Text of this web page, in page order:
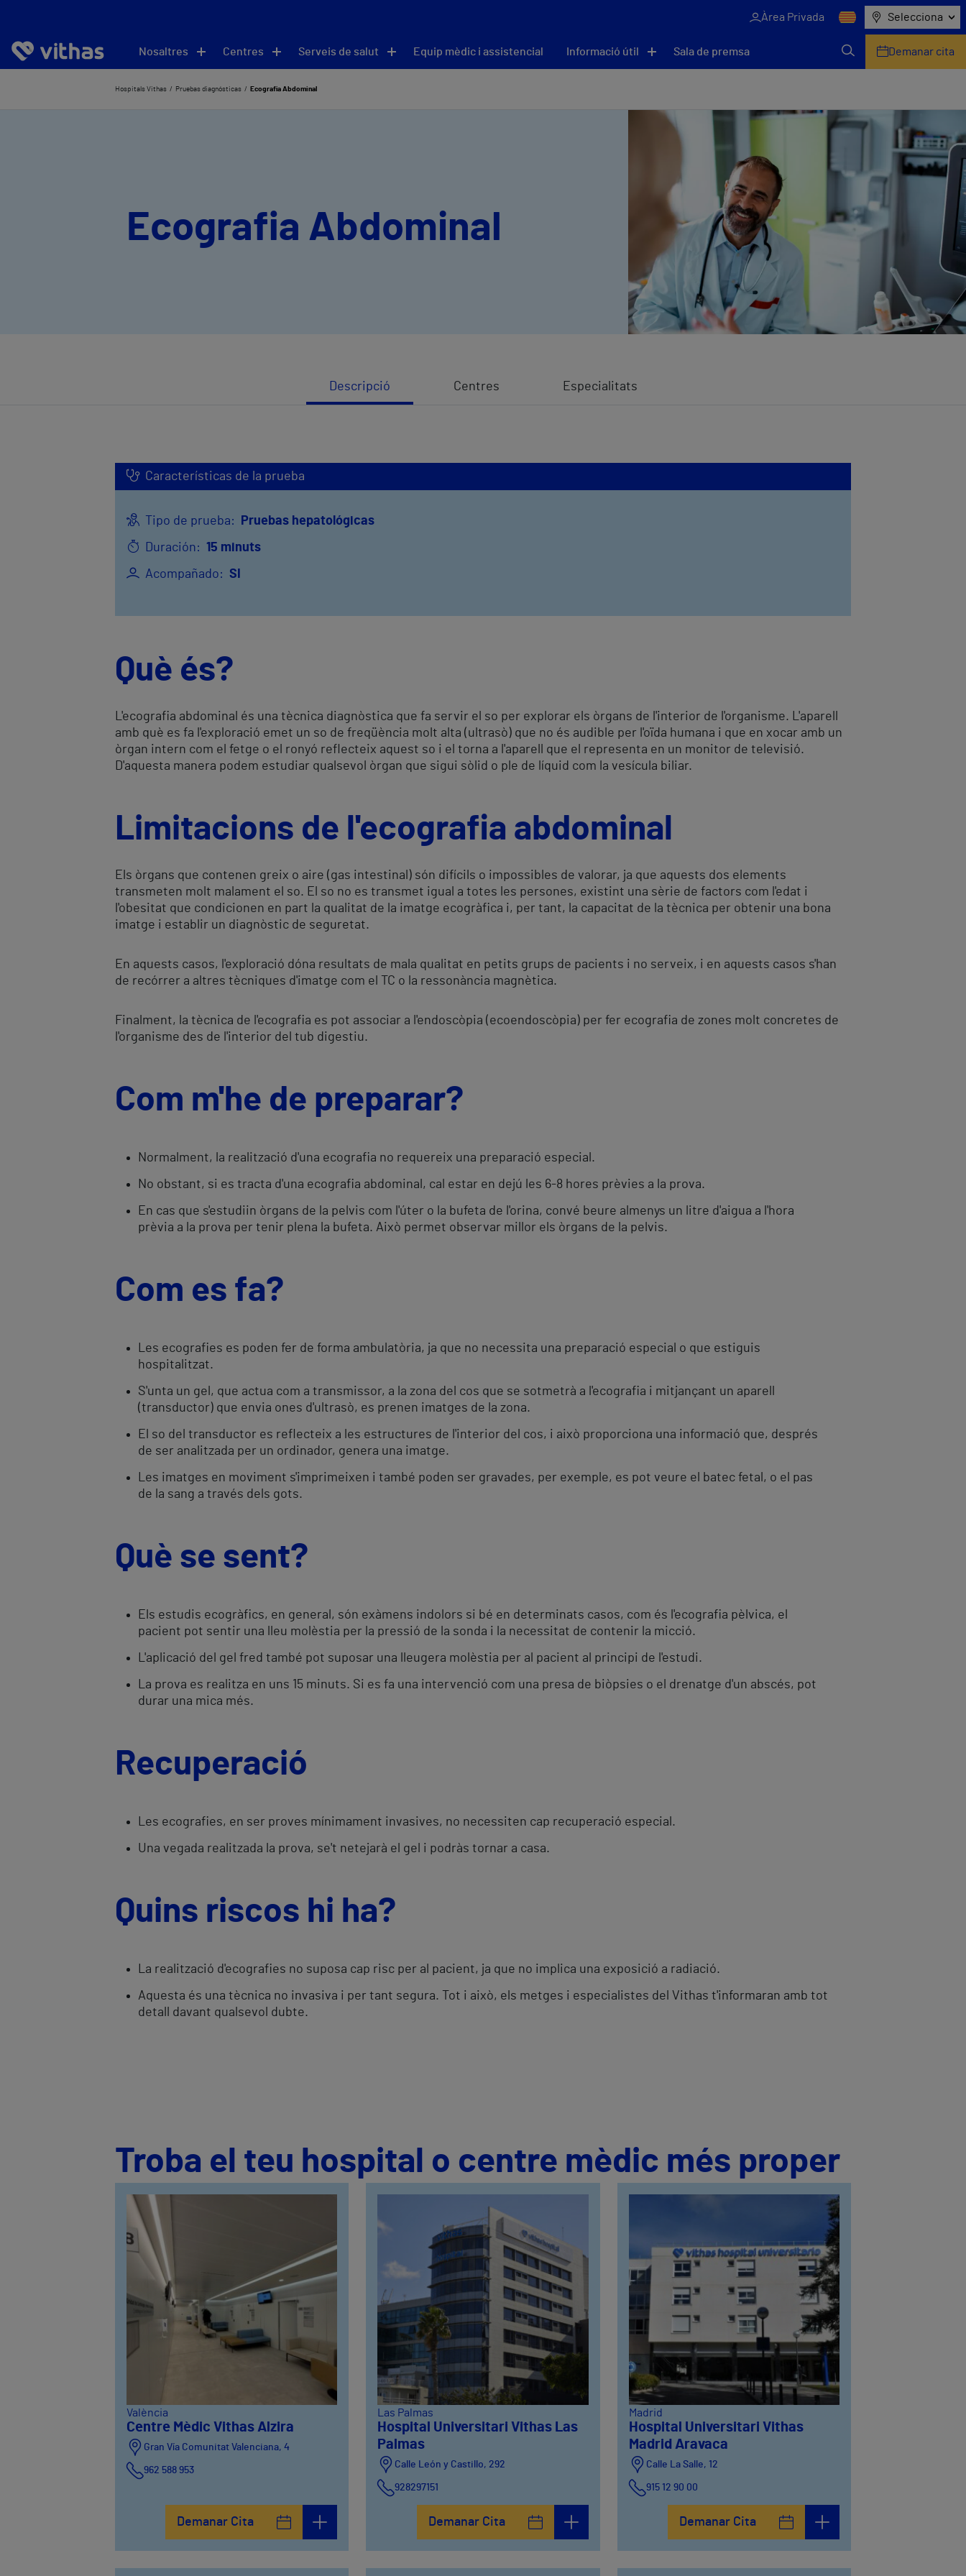
Àrea Privada Selecciona
Nosaltres Centres Serveis de salut Equip mèdic i assistencial Informació útil Sala de premsa Demanar cita
Hospitals Vithas Pruebas diagnósticas Ecografia Abdominal
Ecografia Abdominal
Descripció Centres Especialitats
Características de la prueba
Tipo de prueba: Pruebas hepatológicas
Duración: 15 minuts
Acompañado: SI
Què és?
L'ecografia abdominal és una tècnica diagnòstica que fa servir el so per explorar els òrgans de l'interior de l'organisme. L'aparell
amb què es fa l'exploració emet un so de freqüència molt alta (ultrasò) que no és audible per l'oïda humana i que en xocar amb un
òrgan intern com el fetge o el ronyó reflecteix aquest so i el torna a l'aparell que el representa en un monitor de televisió.
D'aquesta manera podem estudiar qualsevol òrgan que sigui sòlid o ple de líquid com la vesícula biliar.
Limitacions de l'ecografia abdominal
Els òrgans que contenen greix o aire (gas intestinal) són difícils o impossibles de valorar, ja que aquests dos elements
transmeten molt malament el so. El so no es transmet igual a totes les persones, existint una sèrie de factors com l'edat i
l'obesitat que condicionen en part la qualitat de la imatge ecogràfica i, per tant, la capacitat de la tècnica per obtenir una bona
imatge i establir un diagnòstic de seguretat.
En aquests casos, l'exploració dóna resultats de mala qualitat en petits grups de pacients i no serveix, i en aquests casos s'han
de recórrer a altres tècniques d'imatge com el TC o la ressonància magnètica.
Finalment, la tècnica de l'ecografia es pot associar a l'endoscòpia (ecoendoscòpia) per fer ecografia de zones molt concretes de
l'organisme des de l'interior del tub digestiu.
Com m'he de preparar?
Normalment, la realització d'una ecografia no requereix una preparació especial.
No obstant, si es tracta d'una ecografia abdominal, cal estar en dejú les 6-8 hores prèvies a la prova.
En cas que s'estudiin òrgans de la pelvis com l'úter o la bufeta de l'orina, convé beure almenys un litre d'aigua a l'hora
prèvia a la prova per tenir plena la bufeta. Això permet observar millor els òrgans de la pelvis.
Com es fa?
Les ecografies es poden fer de forma ambulatòria, ja que no necessita una preparació especial o que estiguis
hospitalitzat.
S'unta un gel, que actua com a transmissor, a la zona del cos que se sotmetrà a l'ecografia i mitjançant un aparell
(transductor) que envia ones d'ultrasò, es prenen imatges de la zona.
El so del transductor es reflecteix a les estructures de l'interior del cos, i això proporciona una informació que, després
de ser analitzada per un ordinador, genera una imatge.
Les imatges en moviment s'imprimeixen i també poden ser gravades, per exemple, es pot veure el batec fetal, o el pas
de la sang a través dels gots.
Què se sent?
Els estudis ecogràfics, en general, són exàmens indolors si bé en determinats casos, com és l'ecografia pèlvica, el
pacient pot sentir una lleu molèstia per la pressió de la sonda i la necessitat de contenir la micció.
L'aplicació del gel fred també pot suposar una lleugera molèstia per al pacient al principi de l'estudi.
La prova es realitza en uns 15 minuts. Si es fa una intervenció com una presa de biòpsies o el drenatge d'un abscés, pot
durar una mica més.
Recuperació
Les ecografies, en ser proves mínimament invasives, no necessiten cap recuperació especial.
Una vegada realitzada la prova, se't netejarà el gel i podràs tornar a casa.
Quins riscos hi ha?
La realització d'ecografies no suposa cap risc per al pacient, ja que no implica una exposició a radiació.
Aquesta és una tècnica no invasiva i per tant segura. Tot i això, els metges i especialistes del Vithas t'informaran amb tot
detall davant qualsevol dubte.
Troba el teu hospital o centre mèdic més proper
València
Centre Mèdic Vithas Alzira
Gran Vía Comunitat Valenciana, 4
962 588 953
Demanar Cita
Las Palmas
Hospital Universitari Vithas Las
Palmas
Calle León y Castillo, 292
928297151
Demanar Cita
Madrid
Hospital Universitari Vithas
Madrid Aravaca
Calle La Salle, 12
915 12 90 00
Demanar Cita